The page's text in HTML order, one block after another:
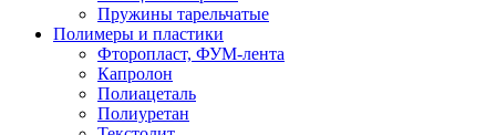
Пружины тарельчатые
Полимеры и пластики
Фторопласт, ФУМ-лента
Капролон
Полиацеталь
Полиуретан